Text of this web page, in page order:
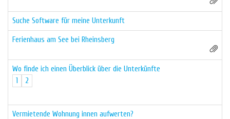
Suche Software für meine Unterkunft
Ferienhaus am See bei Rheinsberg
Wo finde ich einen Überblick über die Unterkünfte
1
2
Vermietende Wohnung innen aufwerten?